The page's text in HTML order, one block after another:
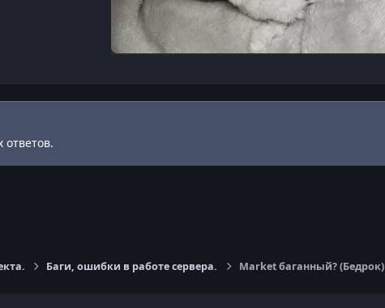
Баги, ошибки в работе сервера. Market баганный? (Бедрок)